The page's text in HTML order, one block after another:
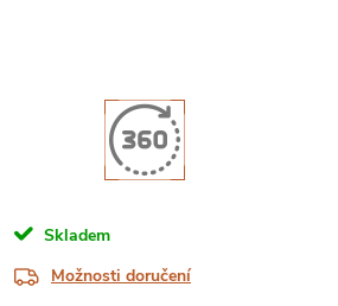
Skladem
Možnosti doručení